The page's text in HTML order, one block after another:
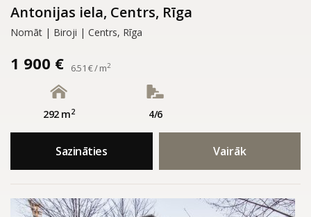
Antonijas iela, Centrs, Rīga
Nomāt | Biroji | Centrs, Rīga
1 900 € 6.51 € / m2
292 m2 4/6
Sazināties Vairāk